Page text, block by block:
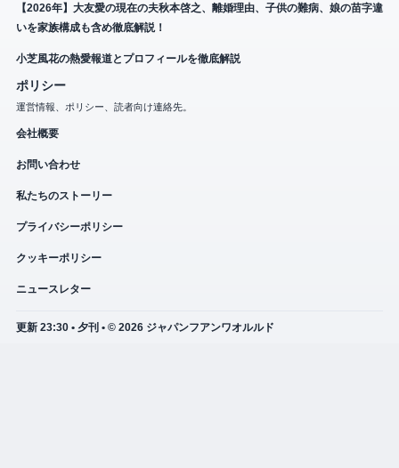
【2026年】大友愛の現在の夫秋本啓之、離婚理由、子供の難病、娘の苗字違
いを家族構成も含め徹底解説！
小芝風花の熱愛報道とプロフィールを徹底解説
ポリシー
運営情報、ポリシー、読者向け連絡先。
会社概要
お問い合わせ
私たちのストーリー
プライバシーポリシー
クッキーポリシー
ニュースレター
更新 23:30 • 夕刊 • © 2026 ジャパンフアンワオルルド